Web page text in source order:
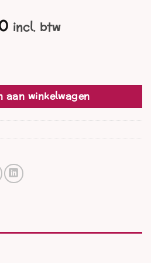
Huidige
prijs
incl. btw
aan winkelwagen